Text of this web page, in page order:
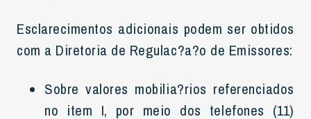
Esclarecimentos adicionais podem ser obtidos
com a Diretoria de Regulac?a?o de Emissores:
Sobre valores mobilia?rios referenciados
no item I, por meio dos telefones (11)